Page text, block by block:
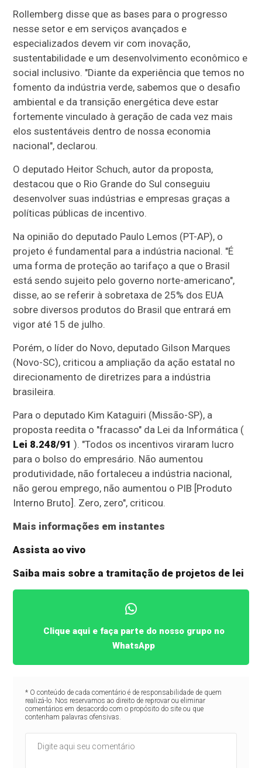
Rollemberg disse que as bases para o progresso
nesse setor e em serviços avançados e
especializados devem vir com inovação,
sustentabilidade e um desenvolvimento econômico e
social inclusivo. "Diante da experiência que temos no
fomento da indústria verde, sabemos que o desafio
ambiental e da transição energética deve estar
fortemente vinculado à geração de cada vez mais
elos sustentáveis dentro de nossa economia
nacional", declarou.
O deputado Heitor Schuch, autor da proposta,
destacou que o Rio Grande do Sul conseguiu
desenvolver suas indústrias e empresas graças a
políticas públicas de incentivo.
Na opinião do deputado Paulo Lemos (PT-AP), o
projeto é fundamental para a indústria nacional. "É
uma forma de proteção ao tarifaço a que o Brasil
está sendo sujeito pelo governo norte-americano",
disse, ao se referir à sobretaxa de 25% dos EUA
sobre diversos produtos do Brasil que entrará em
vigor até 15 de julho.
Porém, o líder do Novo, deputado Gilson Marques
(Novo-SC), criticou a ampliação da ação estatal no
direcionamento de diretrizes para a indústria
brasileira.
Para o deputado Kim Kataguiri (Missão-SP), a
proposta reedita o "fracasso" da Lei da Informática (
Lei 8.248/91 ). "Todos os incentivos viraram lucro
para o bolso do empresário. Não aumentou
produtividade, não fortaleceu a indústria nacional,
não gerou emprego, não aumentou o PIB [Produto
Interno Bruto]. Zero, zero", criticou.
Mais informações em instantes
Assista ao vivo
Saiba mais sobre a tramitação de projetos de lei
Clique aqui e faça parte do nosso grupo no
WhatsApp
* O conteúdo de cada comentário é de responsabilidade de quem
realizá-lo. Nos reservamos ao direito de reprovar ou eliminar
comentários em desacordo com o propósito do site ou que
contenham palavras ofensivas.